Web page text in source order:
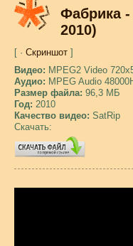
Фабрика
2010)
[ · Скриншот ]
Видео: MPEG2 Video
Аудио: MPEG Audio
Размер файла: 96,3 МБ
Год: 2010
Качество видео: SatRip
Скачать: